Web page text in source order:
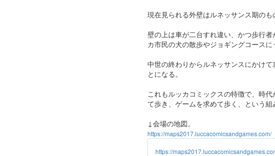
現在見られる外壁はルネッサンス期の
壁の上は車が二台すれ違い、かつ歩行
カ市民の犬の散歩やジョギングコースに
中世の終わりからルネッサンスにかけ
とになる。
これもルッカコミックスの特徴で、時
て歩き、ゲームを求めて歩く、という組
↓会場の地図。
https://maps2017.luccacomicsandgames.com/
https://